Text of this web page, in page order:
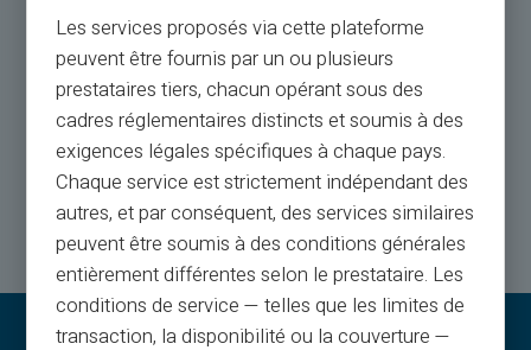
Atendimento ao cliente em inglês ao seu serviço por
bilhete 24/24, por
telefone de segunda a sábado das 9h às 18h30
Entre em contato conosco
Les services proposés via cette plateforme
peuvent être fournis par un ou plusieurs
prestataires tiers, chacun opérant sous des
cadres réglementaires distincts et soumis à des
exigences légales spécifiques à chaque pays.
Chaque service est strictement indépendant des
autres, et par conséquent, des services similaires
peuvent être soumis à des conditions générales
entièrement différentes selon le prestataire. Les
conditions de service — telles que les limites de
transaction, la disponibilité ou la couverture —